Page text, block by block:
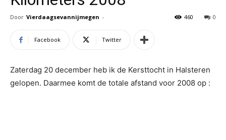
Door Vierdaagsevannijmegen - 0
460
Facebook Twitter
Zaterdag 20 december heb ik de Kersttocht in Halsteren
gelopen. Daarmee komt de totale afstand voor 2008 op :